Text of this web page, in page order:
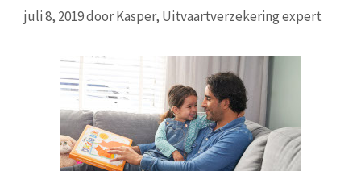
juli 8, 2019doorKasper, Uitvaartverzekering expert